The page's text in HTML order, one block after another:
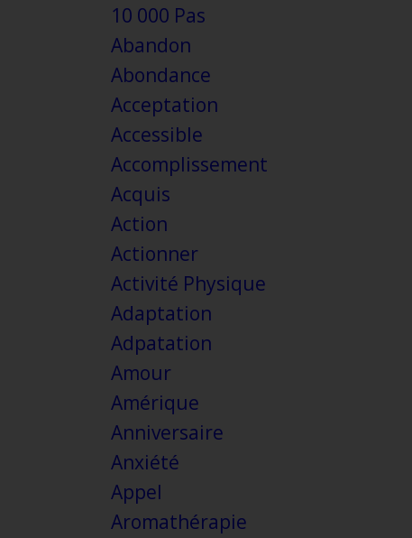
10 000 Pas
Abandon
Abondance
Acceptation
Accessible
Accomplissement
Acquis
Action
Actionner
Activité Physique
Adaptation
Adpatation
Amour
Amérique
Anniversaire
Anxiété
Appel
Aromathérapie